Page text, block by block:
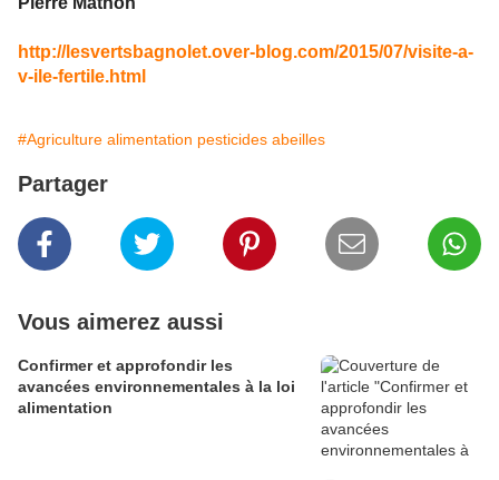
http://lesvertsbagnolet.over-blog.com/2015/07/visite-a-
v-ile-fertile.html
#Agriculture alimentation pesticides abeilles
Partager
Vous aimerez aussi
Confirmer et approfondir les
avancées environnementales à la loi
alimentation